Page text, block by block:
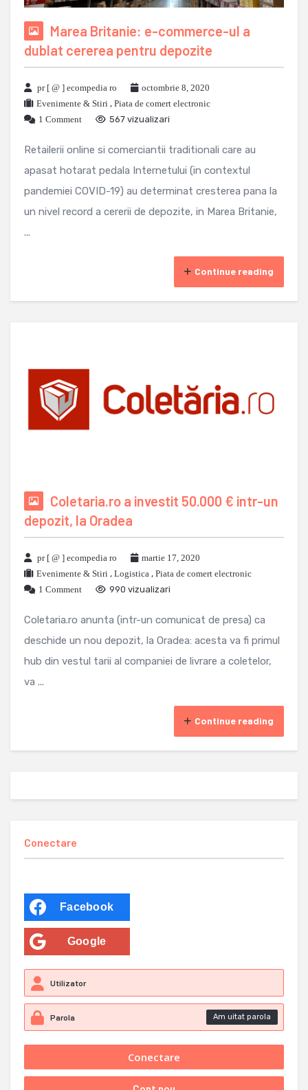
Marea Britanie: e-commerce-ul a
dublat cererea pentru depozite
pr [ @ ] ecompedia ro
octombrie 8, 2020
Evenimente & Stiri , Piata de comert electronic
1 Comment
567 vizualizari
Retailerii online si comerciantii traditionali care au
apasat hotarat pedala Internetului (in contextul
pandemiei COVID-19) au determinat cresterea pana la
un nivel record a cererii de depozite, in Marea Britanie,
...
Continue reading
Coletaria.ro a investit 50.000 € intr-un
depozit, la Oradea
pr [ @ ] ecompedia ro
martie 17, 2020
Evenimente & Stiri , Logistica , Piata de comert electronic
1 Comment
990 vizualizari
Coletaria.ro anunta (intr-un comunicat de presa) ca
deschide un nou depozit, la Oradea: acesta va fi primul
hub din vestul tarii al companiei de livrare a coletelor,
va ...
Continue reading
Conectare
Facebook
Google
Am uitat parola